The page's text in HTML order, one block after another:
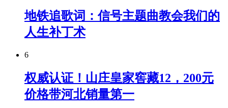
地铁追歌词：信号主题曲教会我们的
人生补丁术
6
权威认证！山庄皇家窖藏12，200元
价格带河北销量第一